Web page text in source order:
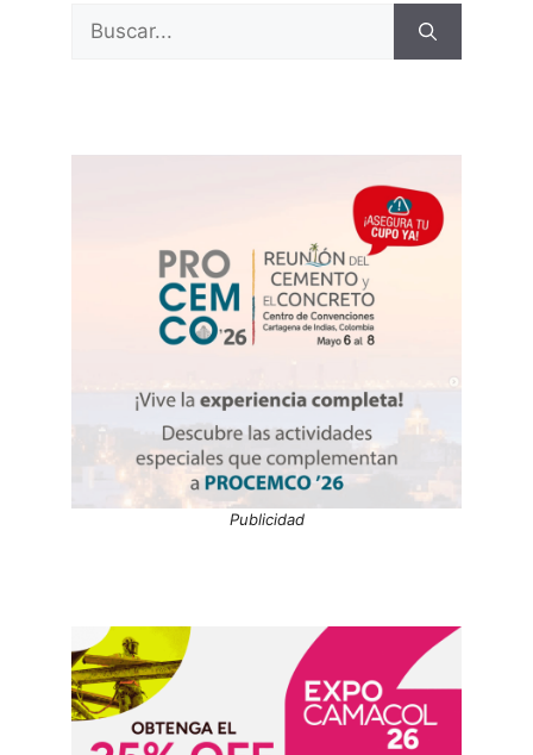
Buscar:
Publicidad